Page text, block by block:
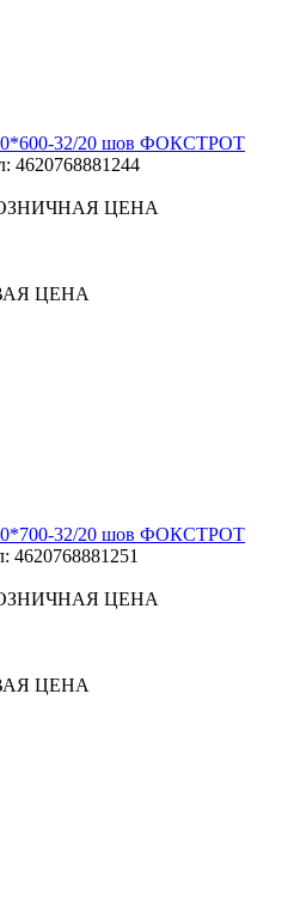
32/20 шов ФОКСТРОТ
4620768881244
ЦЕНА
ЦЕНА
32/20 шов ФОКСТРОТ
4620768881251
ЦЕНА
ЦЕНА